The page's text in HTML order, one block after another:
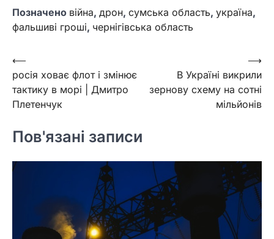
Позначено війна, дрон, сумська область, україна,
фальшиві гроші, чернігівська область
Навігація
записів
⟵
росія ховає флот і змінює
тактику в морі | Дмитро
Плетенчук
В Україні викрили
зернову схему на сотні
мільйонів
⟶
Пов'язані записи